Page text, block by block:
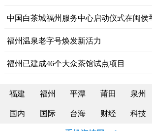
中国白茶城福州服务中心启动仪式在闽侯
福州温泉老字号焕发新活力
福州已建成46个大众茶馆试点项目
福建 福州 平潭 莆田 泉州
国内 国际 台海 财经 科技